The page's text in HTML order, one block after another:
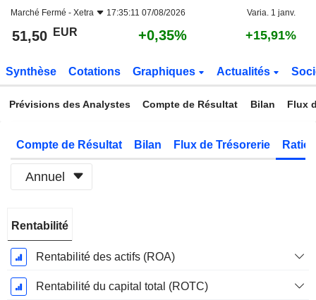
Marché Fermé - Xetra 17:35:11 07/08/2026 Varia. 1 janv.
51,50 EUR +0,35% +15,91%
Synthèse Cotations Graphiques Actualités
Prévisions des Analystes Compte de Résultat Bilan Flux
Compte de Résultat Bilan Flux de Trésorerie
Annuel
Fiscale:
Décembre
Rentabilité
Rentabilité des actifs (ROA)
Rentabilité du capital total (ROTC)